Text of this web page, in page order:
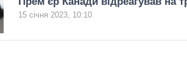
15 січня 2023, 10:10